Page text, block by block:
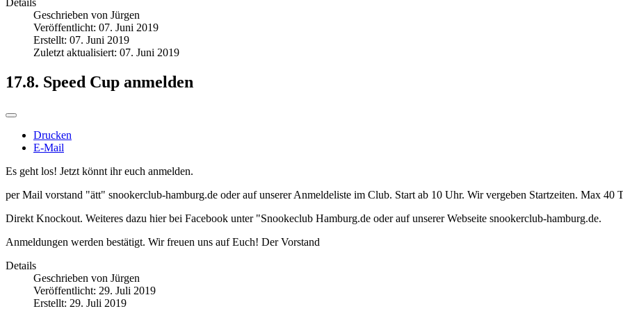
Details
Geschrieben von Jürgen
Veröffentlicht: 07. Juni 2019
Erstellt: 07. Juni 2019
Zuletzt aktualisiert: 07. Juni 2019
17.8. Speed Cup anmelden
Drucken
E-Mail
Es geht los! Jetzt könnt ihr euch anmelden.
per Mail vorstand "ätt" snookerclub-hamburg.de oder auf unserer Anmeldeliste im Club. Start ab 10 Uhr. Wir vergeben Startzeiten. Max 40
Direkt Knockout. Weiteres dazu hier bei Facebook unter "Snookeclub Hamburg.de oder auf unserer Webseite snookerclub-hamburg.de.
Anmeldungen werden bestätigt. Wir freuen uns auf Euch! Der Vorstand
Details
Geschrieben von Jürgen
Veröffentlicht: 29. Juli 2019
Erstellt: 29. Juli 2019